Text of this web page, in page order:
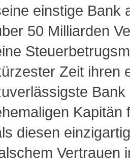
einstige Bank
50 Milliarden
Zeit ihren
Kapitän
diesen
Vertrauen